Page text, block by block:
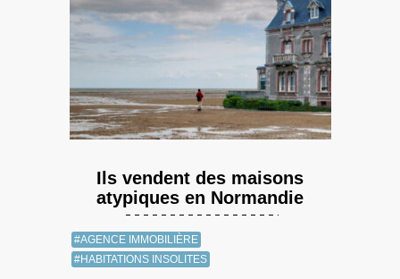
Ils vendent des maisons
atypiques en Normandie
#AGENCE IMMOBILIÈRE
#HABITATIONS INSOLITES